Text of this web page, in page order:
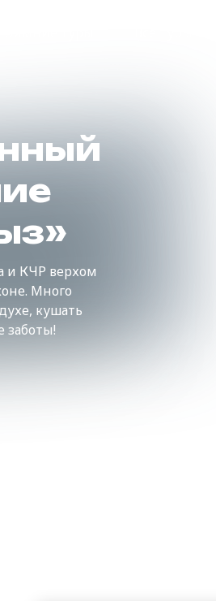
и КЧР верхом
Много
кушать
заботы!